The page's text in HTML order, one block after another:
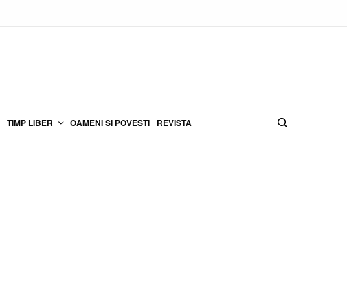
TIMP LIBER OAMENI SI POVESTI REVISTA